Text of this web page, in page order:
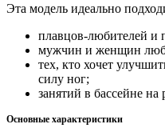
Эта модель идеально
плавцов-любителей и
мужчин и женщин
тех, кто хочет
силу ног;
занятий в бассейне на
Основные характеристики